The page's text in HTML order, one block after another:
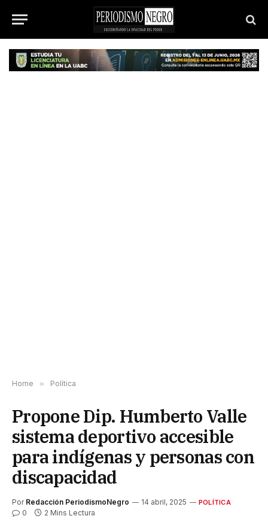
Home » Política
Propone Dip. Humberto Valle
sistema deportivo accesible
para indígenas y personas con
discapacidad
Por Redacción PeriodismoNegro 14 abril, 2025 POLÍTICA
0 2 Mins Lectura